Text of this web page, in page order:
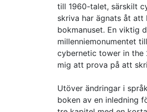
till 1960-talet, särskilt
skriva har ägnats åt att
bokmanuset. En viktig
millenniemonumentet
cybernetic tower in the
mig att prova på att
Utöver ändringar i
boken av en inledning